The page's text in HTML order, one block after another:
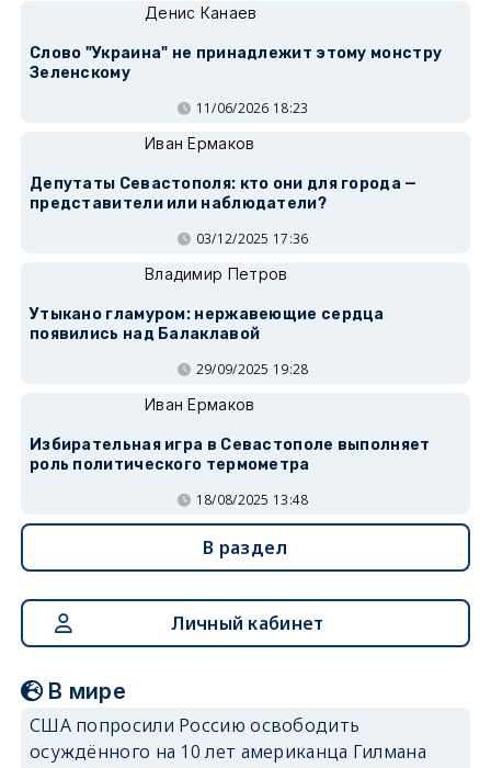
Денис Канаев
Слово "Украина" не принадлежит этому монстру
Зеленскому
11/06/2026 18:23
Иван Ермаков
Депутаты Севастополя: кто они для города —
представители или наблюдатели?
03/12/2025 17:36
Владимир Петров
Утыкано гламуром: нержавеющие сердца
появились над Балаклавой
29/09/2025 19:28
Иван Ермаков
Избирательная игра в Севастополе выполняет
роль политического термометра
18/08/2025 13:48
В раздел
Личный кабинет
В мире
США попросили Россию освободить
осуждённого на 10 лет американца Гилмана